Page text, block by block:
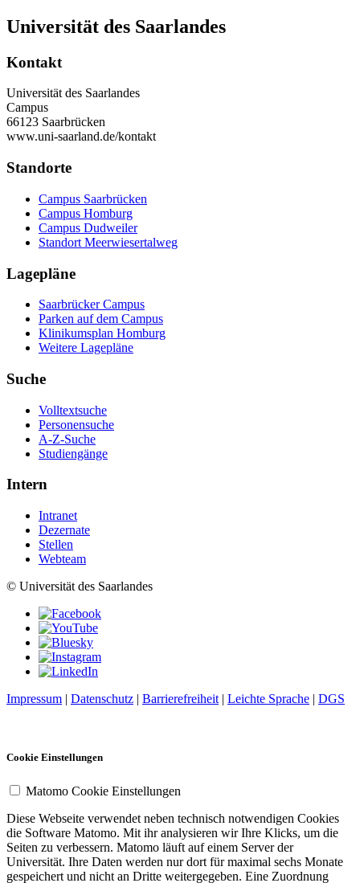
Universität des Saarlandes
Kontakt
Universität des Saarlandes
Campus
66123 Saarbrücken
www.uni-saarland.de/kontakt
Standorte
Campus Saarbrücken
Campus Homburg
Campus Dudweiler
Standort Meerwiesertalweg
Lagepläne
Saarbrücker Campus
Parken auf dem Campus
Klinikumsplan Homburg
Weitere Lagepläne
Suche
Volltextsuche
Personensuche
A-Z-Suche
Studiengänge
Intern
Intranet
Dezernate
Stellen
Webteam
© Universität des Saarlandes
Impressum | Datenschutz | Barrierefreiheit | Leichte Sprache | DGS
Cookie Einstellungen
Matomo Cookie Einstellungen
Diese Webseite verwendet neben technisch notwendigen Cookies
die Software Matomo. Mit ihr analysieren wir Ihre Klicks, um die
Seiten zu verbessern. Matomo läuft auf einem Server der
Universität. Ihre Daten werden nur dort für maximal sechs Monate
gespeichert und nicht an Dritte weitergegeben. Eine Zuordnung